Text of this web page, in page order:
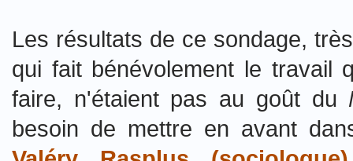
Les résultats de ce sondage,
qui fait bénévolement le travail
faire, n'étaient pas au goût du
besoin de mettre en avant